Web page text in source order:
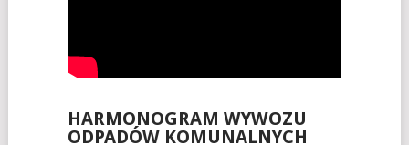
HARMONOGRAM WYWOZU
ODPADÓW KOMUNALNYCH